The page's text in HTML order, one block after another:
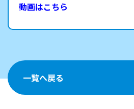
動画はこちら
一覧へ戻る